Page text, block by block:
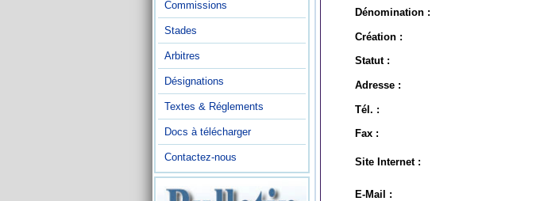
Commissions
Stades
Arbitres
Désignations
Textes & Réglements
Docs à télécharger
Contactez-nous
Dénomination :
Création :
Statut :
Adresse :
Tél. :
Fax :
Site Internet :
E-Mail :